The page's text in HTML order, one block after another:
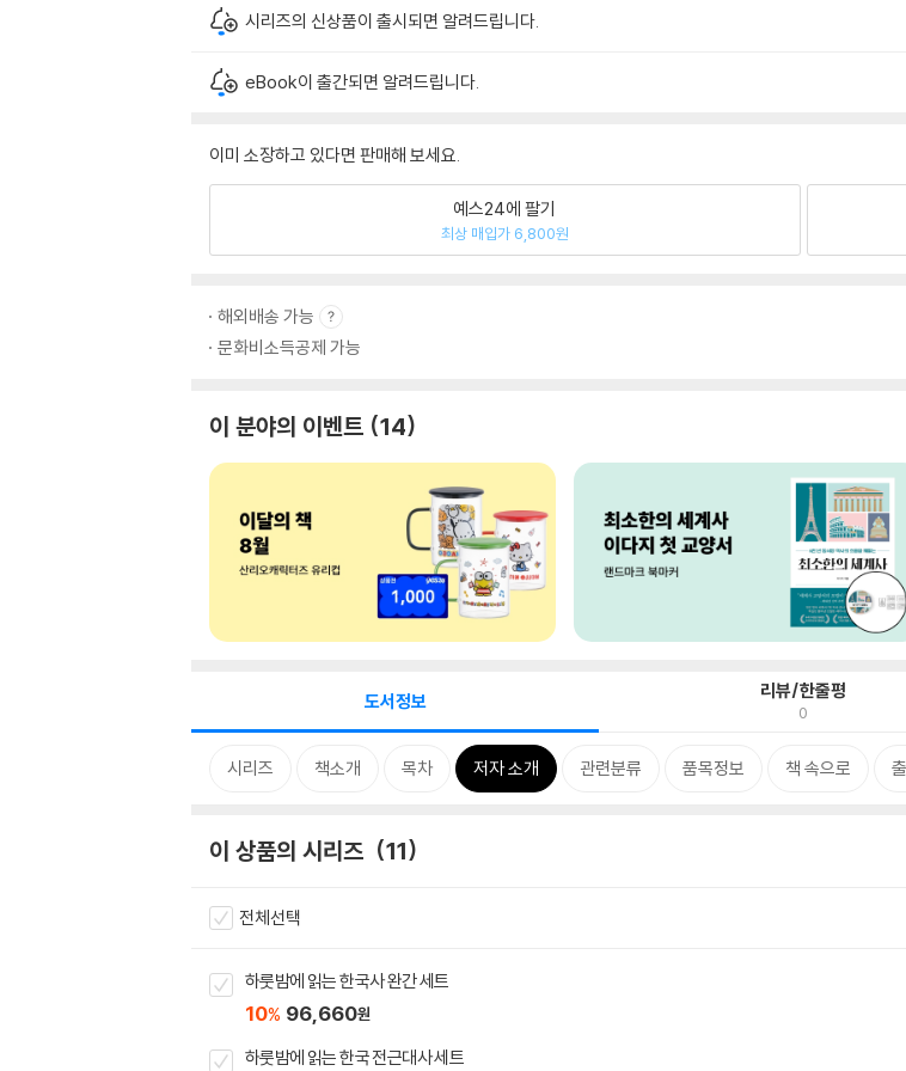
시리즈의 신상품이 출시되면 알려드립니다.
eBook이 출간되면 알려드립니다.
이미 소장하고 있다면 판매해 보세요.
예스24에 팔기
최상 매입가 6,800원
해외배송 가능
문화비소득공제 가능
이 분야의 이벤트 14
도서정보 리뷰/한줄평
0
시리즈 책소개 목차 저자 소개 관련분류 품목정보 책 속으로
이 상품의 시리즈 11
전체선택
하룻밤에 읽는 한국사 완간 세트
10% 96,660원
하룻밤에 읽는 한국 전근대사 세트